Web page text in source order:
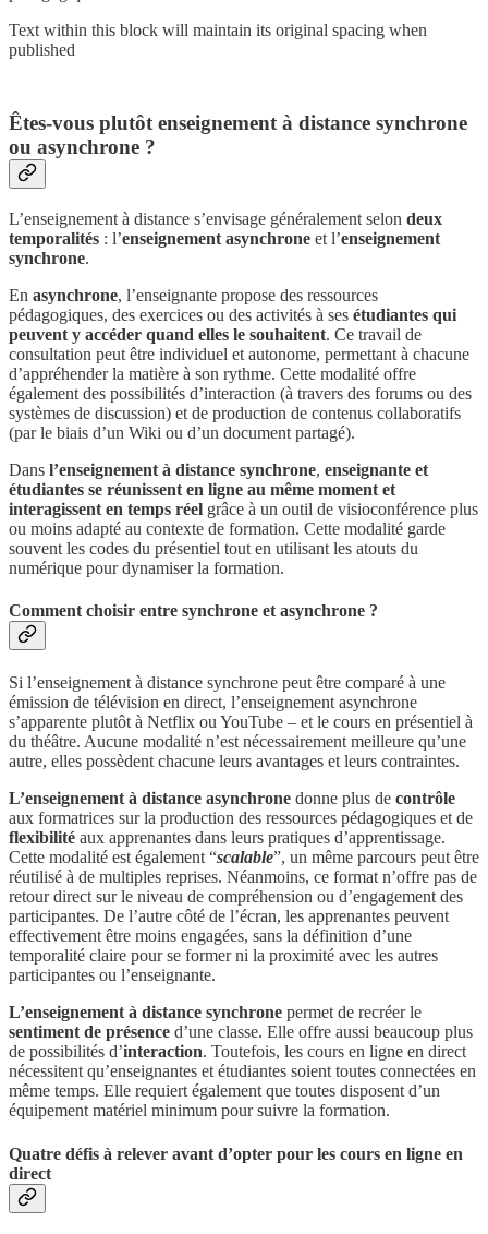
Text within this block will maintain its original spacing when
published
Êtes-vous plutôt enseignement à distance synchrone
ou asynchrone ?
L’enseignement à distance s’envisage généralement selon deux
temporalités : l’enseignement asynchrone et l’enseignement
synchrone.
En asynchrone, l’enseignante propose des ressources
pédagogiques, des exercices ou des activités à ses étudiantes qui
peuvent y accéder quand elles le souhaitent. Ce travail de
consultation peut être individuel et autonome, permettant à chacune
d’appréhender la matière à son rythme. Cette modalité offre
également des possibilités d’interaction (à travers des forums ou des
systèmes de discussion) et de production de contenus collaboratifs
(par le biais d’un Wiki ou d’un document partagé).
Dans l’enseignement à distance synchrone, enseignante et
étudiantes se réunissent en ligne au même moment et
interagissent en temps réel grâce à un outil de visioconférence plus
ou moins adapté au contexte de formation. Cette modalité garde
souvent les codes du présentiel tout en utilisant les atouts du
numérique pour dynamiser la formation.
Comment choisir entre synchrone et asynchrone ?
Si l’enseignement à distance synchrone peut être comparé à une
émission de télévision en direct, l’enseignement asynchrone
s’apparente plutôt à Netflix ou YouTube – et le cours en présentiel à
du théâtre. Aucune modalité n’est nécessairement meilleure qu’une
autre, elles possèdent chacune leurs avantages et leurs contraintes.
L’enseignement à distance asynchrone donne plus de contrôle
aux formatrices sur la production des ressources pédagogiques et de
flexibilité aux apprenantes dans leurs pratiques d’apprentissage.
Cette modalité est également “scalable”, un même parcours peut être
réutilisé à de multiples reprises. Néanmoins, ce format n’offre pas de
retour direct sur le niveau de compréhension ou d’engagement des
participantes. De l’autre côté de l’écran, les apprenantes peuvent
effectivement être moins engagées, sans la définition d’une
temporalité claire pour se former ni la proximité avec les autres
participantes ou l’enseignante.
L’enseignement à distance synchrone permet de recréer le
sentiment de présence d’une classe. Elle offre aussi beaucoup plus
de possibilités d’interaction. Toutefois, les cours en ligne en direct
nécessitent qu’enseignantes et étudiantes soient toutes connectées en
même temps. Elle requiert également que toutes disposent d’un
équipement matériel minimum pour suivre la formation.
Quatre défis à relever avant d’opter pour les cours en ligne en
direct